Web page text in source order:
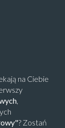
na Ciebie
,
? Zostań